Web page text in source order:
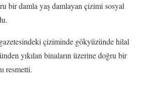
bir damla yaş damlayan çizimi sosyal
çiziminde gökyüzünde hilal
yıkılan binaların üzerine doğru bir
resmetti.